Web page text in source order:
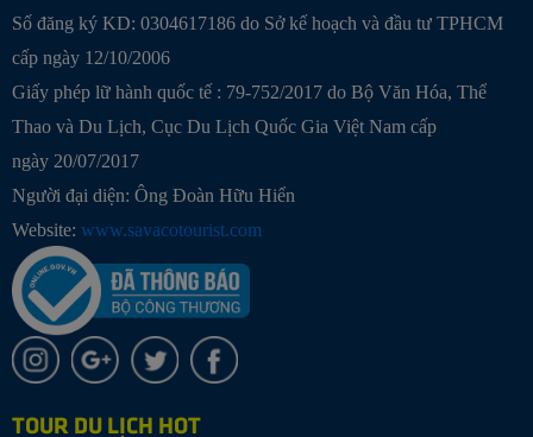
Số đăng ký KD: 0304617186 do Sở kế hoạch và đầu tư TPHCM
cấp ngày 12/10/2006
Giấy phép lữ hành quốc tế : 79-752/2017 do Bộ Văn Hóa, Thể
Thao và Du Lịch, Cục Du Lịch Quốc Gia Việt Nam cấp
ngày 20/07/2017
Người đại diện: Ông Đoàn Hữu Hiển
Website: www.savacotourist.com
TOUR DU LỊCH HOT